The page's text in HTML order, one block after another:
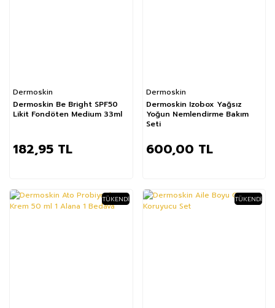
Dermoskin
Dermoskin Be Bright SPF50
Likit Fondöten Medium 33ml
182,95 TL
Dermoskin
Dermoskin Izobox Yağsız
Yoğun Nemlendirme Bakım
Seti
600,00 TL
%34 TÜKENDI %45 TÜKENDI